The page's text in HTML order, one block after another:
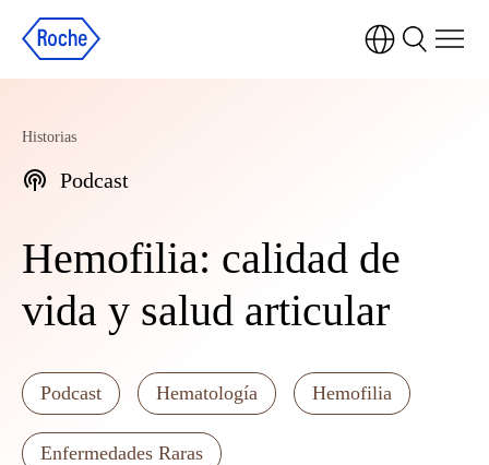
Historias
Podcast
Hemofilia: calidad de
vida y salud articular
Podcast Hematología Hemofilia
Enfermedades Raras